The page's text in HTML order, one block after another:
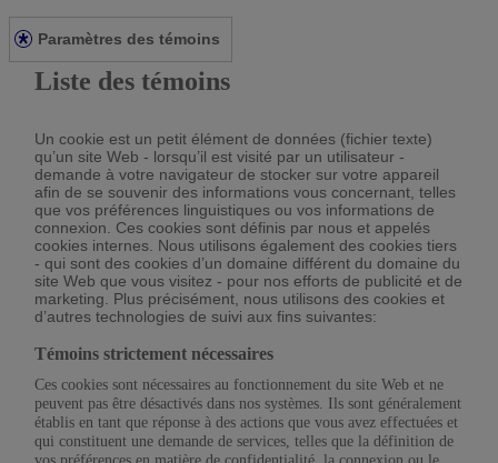
Paramètres des témoins
Liste des témoins
Un cookie est un petit élément de données (fichier texte)
qu’un site Web - lorsqu’il est visité par un utilisateur -
demande à votre navigateur de stocker sur votre appareil
afin de se souvenir des informations vous concernant, telles
que vos préférences linguistiques ou vos informations de
connexion. Ces cookies sont définis par nous et appelés
cookies internes. Nous utilisons également des cookies tiers
- qui sont des cookies d’un domaine différent du domaine du
site Web que vous visitez - pour nos efforts de publicité et de
marketing. Plus précisément, nous utilisons des cookies et
d’autres technologies de suivi aux fins suivantes:
Témoins strictement nécessaires
Ces cookies sont nécessaires au fonctionnement du site Web et ne
peuvent pas être désactivés dans nos systèmes. Ils sont généralement
établis en tant que réponse à des actions que vous avez effectuées et
qui constituent une demande de services, telles que la définition de